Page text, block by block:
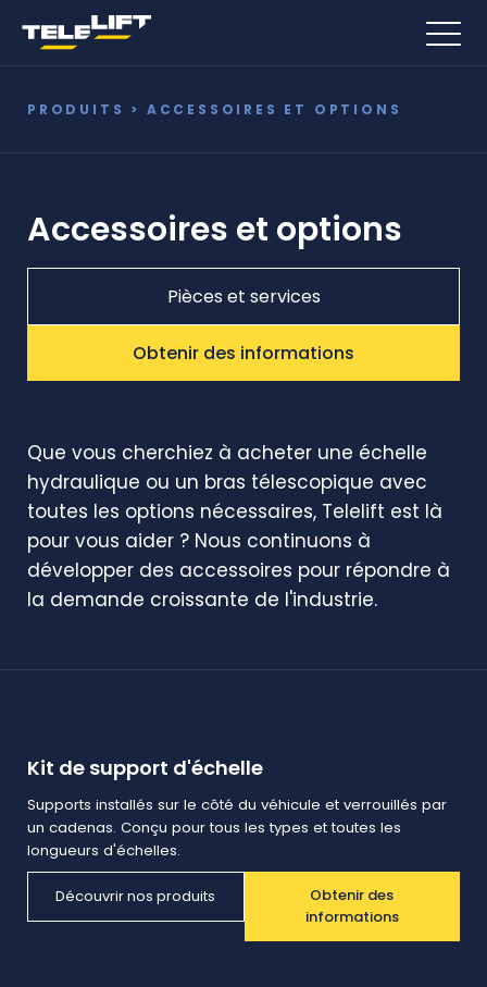
PRODUITS > ACCESSOIRES ET OPTIONS
Accessoires et options
Pièces et services
Obtenir des informations
Que vous cherchiez à acheter une échelle
hydraulique ou un bras télescopique avec
toutes les options nécessaires, Telelift est là
pour vous aider ? Nous continuons à
développer des accessoires pour répondre à
la demande croissante de l'industrie.
Kit de support d'échelle
Supports installés sur le côté du véhicule et verrouillés par
un cadenas. Conçu pour tous les types et toutes les
longueurs d'échelles.
Découvrir nos produits
Obtenir des
informations